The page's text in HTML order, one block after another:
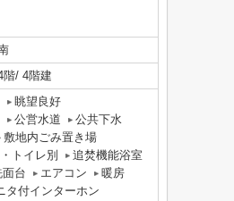
階/ 4階建
眺望良好
公営水道
公共下水
敷地内ごみ置き場
トイレ別
追焚機能浴室
台 エアコン
暖房
タ付インターホン